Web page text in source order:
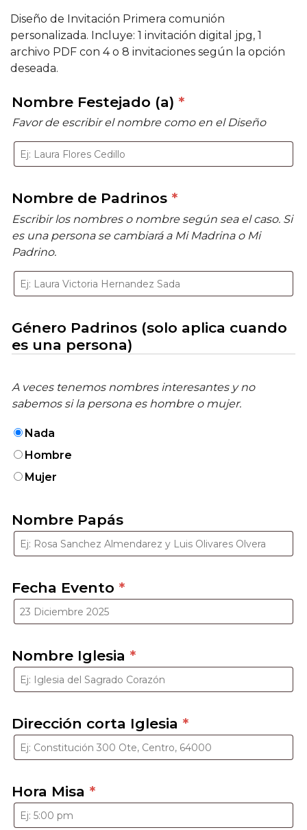
Diseño de Invitación Primera comunión
personalizada. Incluye: 1 invitación digital jpg, 1
archivo PDF con 4 o 8 invitaciones según la opción
deseada.
Nombre Festejado (a) *
Favor de escribir el nombre como en el Diseño
Nombre de Padrinos *
Escribir los nombres o nombre según sea el caso. Si
es una persona se cambiará a Mi Madrina o Mi
Padrino.
Género Padrinos (solo aplica cuando
es una persona)
A veces tenemos nombres interesantes y no
sabemos si la persona es hombre o mujer.
Nada
Hombre
Mujer
Nombre Papás
Fecha Evento *
Nombre Iglesia *
Dirección corta Iglesia *
Hora Misa *